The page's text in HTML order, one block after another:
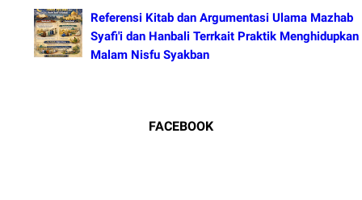
Referensi Kitab dan Argumentasi Ulama Mazhab
Syafi'i dan Hanbali Terrkait Praktik Menghidupkan
Malam Nisfu Syakban
FACEBOOK